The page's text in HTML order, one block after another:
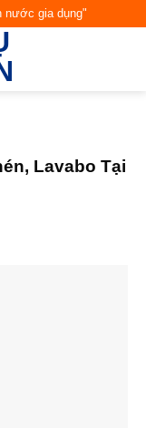
nước gia dụng"
Lavabo Tại